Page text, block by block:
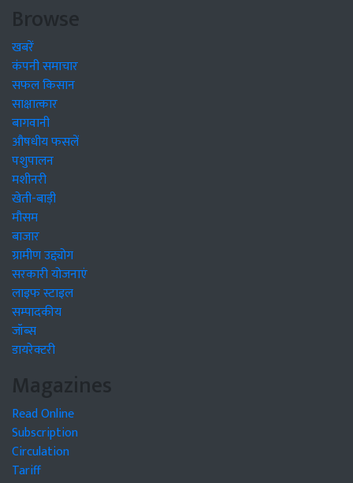
Browse
खबरें
कंपनी समाचार
सफल किसान
साक्षात्कार
बागवानी
औषधीय फसलें
पशुपालन
मशीनरी
खेती-बाड़ी
मौसम
बाजार
ग्रामीण उद्द्योग
सरकारी योजनाएं
लाइफ स्टाइल
सम्पादकीय
जॉब्स
डायरेक्टरी
Magazines
Read Online
Subscription
Circulation
Tariff